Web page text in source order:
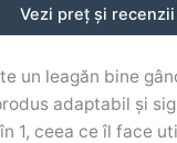
Vezi preț și recenzii
un leagăn bine
adaptabil și
1, ceea ce îl face